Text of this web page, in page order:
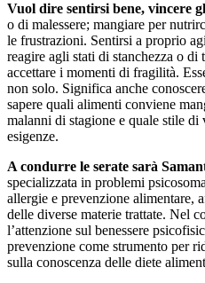
Vuol dire sentirsi bene, vincere
o di malessere; mangiare per
le frustrazioni. Sentirsi a proprio
reagire agli stati di stanchezza o di
accettare i momenti di fragilità.
non solo. Significa anche
sapere quali alimenti conviene
malanni di stagione e quale stile di
esigenze.
A condurre le serate sarà
specializzata in problemi
allergie e prevenzione alimentare,
delle diverse materie trattate. Nel
l’attenzione sul benessere
prevenzione come strumento per
sulla conoscenza delle diete